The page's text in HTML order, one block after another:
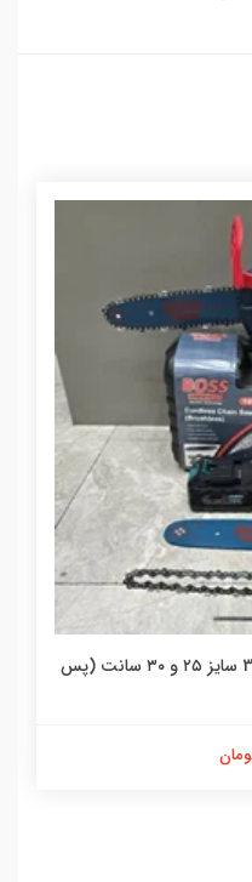
اره زنجیری شارژی باس مدل 321-3 سایز ۲۵ و ۳۰ سانت (پس